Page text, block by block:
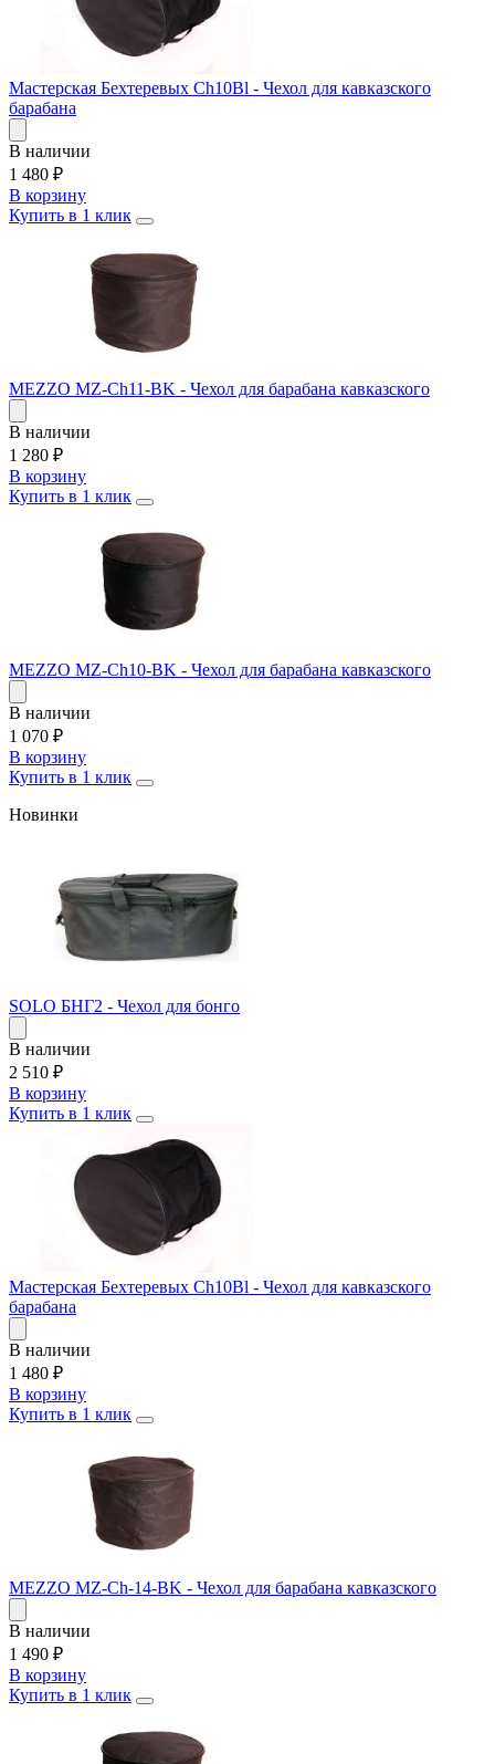
Мастерская Бехтеревых Ch10Bl - Чехол для кавказского
барабана
В наличии
1 480 ₽
В корзину
Купить в 1 клик
MEZZO MZ-Ch11-BK - Чехол для барабана кавказского
В наличии
1 280 ₽
В корзину
Купить в 1 клик
MEZZO MZ-Ch10-BK - Чехол для барабана кавказского
В наличии
1 070 ₽
В корзину
Купить в 1 клик
Новинки
SOLO БНГ2 - Чехол для бонго
В наличии
2 510 ₽
В корзину
Купить в 1 клик
Мастерская Бехтеревых Ch10Bl - Чехол для кавказского
барабана
В наличии
1 480 ₽
В корзину
Купить в 1 клик
MEZZO MZ-Ch-14-BK - Чехол для барабана кавказского
В наличии
1 490 ₽
В корзину
Купить в 1 клик